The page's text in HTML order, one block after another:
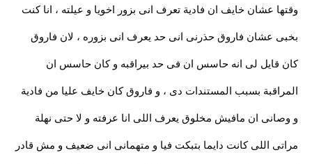
وقتها عشان خايف ان فادية تعرف انى بزور اخويا و عيلته ، انا كنت
بخبى عشان فاروق حذرنى انى حد يعرف انى بزوره ، لان فاروق
كان قايل لى انه حاسس ان فى حد بيراقبه و كان حاسس ان
المراقبة بسبب المستندات دى ، و فاروق كان خايف عليا من فادية
و وصانى ان مافيش مخلوق يعرف اللى انا عرفته و لا حتى نهلة
مراتى اللى كانت دايما بتبكت فيا و متهمانى انى ضعيف و مش قادر